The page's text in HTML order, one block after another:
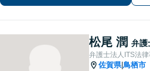
松尾 潤 弁護
弁護士法人ITS法
佐賀県|鳥栖市